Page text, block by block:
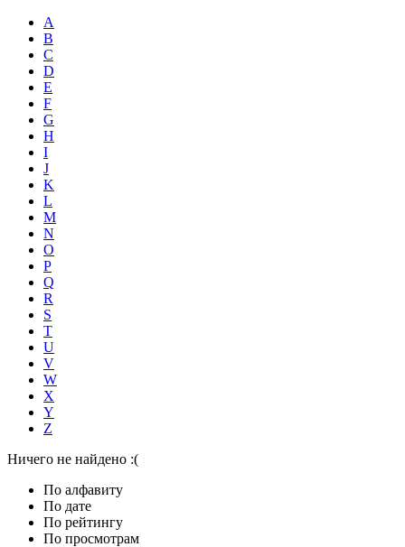
A
B
C
D
E
F
G
H
I
J
K
L
M
N
O
P
Q
R
S
T
U
V
W
X
Y
Z
Ничего не найдено :(
По алфавиту
По дате
По рейтингу
По просмотрам